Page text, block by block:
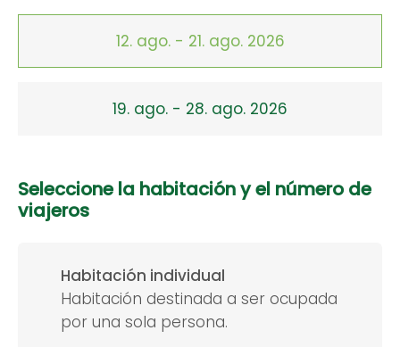
12. ago. - 21. ago. 2026
19. ago. - 28. ago. 2026
Seleccione la habitación y el número de
viajeros
Habitación individual
Habitación destinada a ser ocupada
por una sola persona.